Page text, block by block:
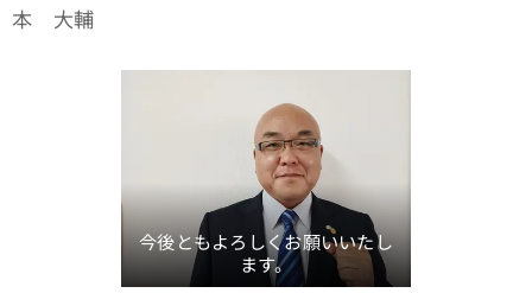
本 大輔
今後ともよろしくお願いいたし
ます。